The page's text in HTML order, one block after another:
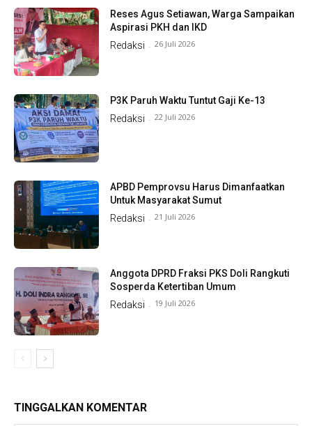
Reses Agus Setiawan, Warga Sampaikan
Aspirasi PKH dan IKD
Redaksi - 26 Juli 2026
P3K Paruh Waktu Tuntut Gaji Ke-13
Redaksi - 22 Juli 2026
APBD Pemprovsu Harus Dimanfaatkan
Untuk Masyarakat Sumut
Redaksi - 21 Juli 2026
Anggota DPRD Fraksi PKS Doli Rangkuti
Sosperda Ketertiban Umum
Redaksi - 19 Juli 2026
TINGGALKAN KOMENTAR